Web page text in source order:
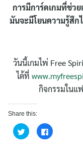
การมีการ์ดเกมที่ช่วย
มันจะมีโยนความรู้สึก
วันนี้เกมไพ่ Free
ได้ที่
กิจกรรมในแ
Share this:
Click
to
share
Click
to